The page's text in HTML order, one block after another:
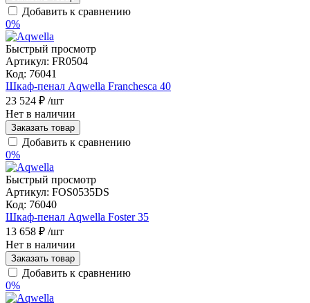
Добавить к сравнению
0%
Быстрый просмотр
Артикул: FR0504
Код: 76041
Шкаф-пенал Aqwella Franchesca 40
23 524 ₽ /шт
Нет в наличии
Заказать товар
Добавить к сравнению
0%
Быстрый просмотр
Артикул: FOS0535DS
Код: 76040
Шкаф-пенал Aqwella Foster 35
13 658 ₽ /шт
Нет в наличии
Заказать товар
Добавить к сравнению
0%